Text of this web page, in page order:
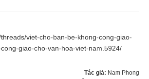
viet-cho-ban-be-khong-cong-giao-
giao-cho-van-hoa-viet-nam.5924/
Tác giả: Nam Phong